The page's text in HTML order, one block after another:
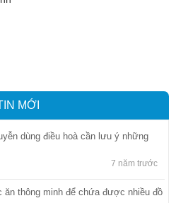
MỚI
dùng điều hoà cần lưu ý những
7 năm trước
ăn thông minh để chứa được nhiều đồ